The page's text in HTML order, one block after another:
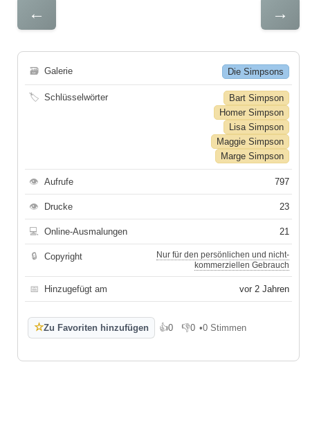
← →
🗃 Galerie Die Simpsons
🏷 Schlüsselwörter
Bart Simpson
Homer Simpson
Lisa Simpson
Maggie Simpson
Marge Simpson
👁 Aufrufe 797
👁 Drucke 23
💻 Online-Ausmalungen 21
🔒 Copyright
Nur für den persönlichen und nicht-
kommerziellen Gebrauch
📅 Hinzugefügt am vor 2 Jahren
☆Zu Favoriten hinzufügen 👍0
Gefällt mir
👎0
Gefällt mir nicht
•0 Stimmen